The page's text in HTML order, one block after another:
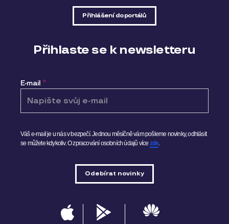
Přihlášení do portálů
Přihlaste se k newsletteru
E-mail *
Váš e-mail je u nás v bezpečí. Jednou měsíčně vám pošleme novinky, odhlásit
se můžete kdykoliv.O zpracování osobních údajů více zde.